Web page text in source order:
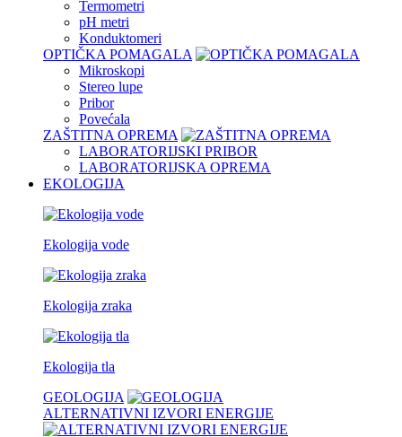
Termometri
pH metri
Konduktomeri
OPTIČKA POMAGALA
Mikroskopi
Stereo lupe
Pribor
Povećala
ZAŠTITNA OPREMA
LABORATORIJSKI PRIBOR
LABORATORIJSKA OPREMA
EKOLOGIJA
Ekologija vode
Ekologija zraka
Ekologija tla
GEOLOGIJA
ALTERNATIVNI IZVORI ENERGIJE